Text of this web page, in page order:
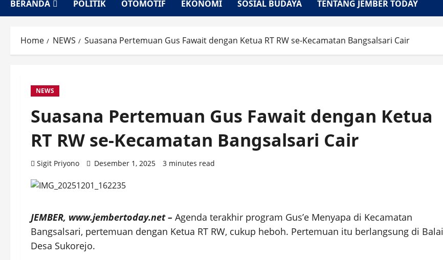
BERANDA POLITIK OTOMOTIF EKONOMI SOSIAL BUDAYA TENTANG JEMBER TODAY
Home NEWS Suasana Pertemuan Gus Fawait dengan Ketua RT RW se-Kecamatan Bangsalsari Cair
NEWS
Suasana Pertemuan Gus Fawait dengan Ketua
RT RW se-Kecamatan Bangsalsari Cair
Sigit Priyono Desember 1, 2025 3 minutes read
JEMBER, www.jembertoday.net – Agenda terakhir program Gus’e Menyapa di Kecamatan
Bangsalsari, pertemuan dengan Ketua RT RW, cukup heboh. Pertemuan itu berlangsung di Balai
Desa Sukorejo.